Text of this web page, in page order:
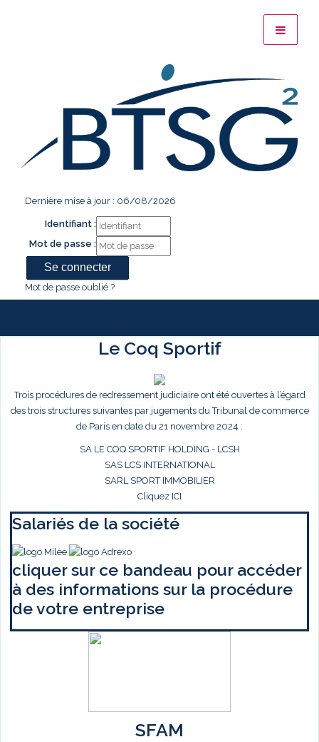
Dernière mise à jour : 06/08/2026
Identifiant :
Mot de passe :
Mot de passe oublié ?
Le Coq Sportif
Trois procédures de redressement judiciaire ont été ouvertes à l’égard
des trois structures suivantes par jugements du Tribunal de commerce
de Paris en date du 21 novembre 2024 :
SA LE COQ SPORTIF HOLDING - LCSH
SAS LCS INTERNATIONAL
SARL SPORT IMMOBILIER
Cliquez ICI
Salariés de la société
cliquer sur ce bandeau pour accéder
à des informations sur la procédure
de votre entreprise
SFAM